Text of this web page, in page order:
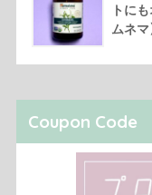
トに
ムネマ
Coupon Code